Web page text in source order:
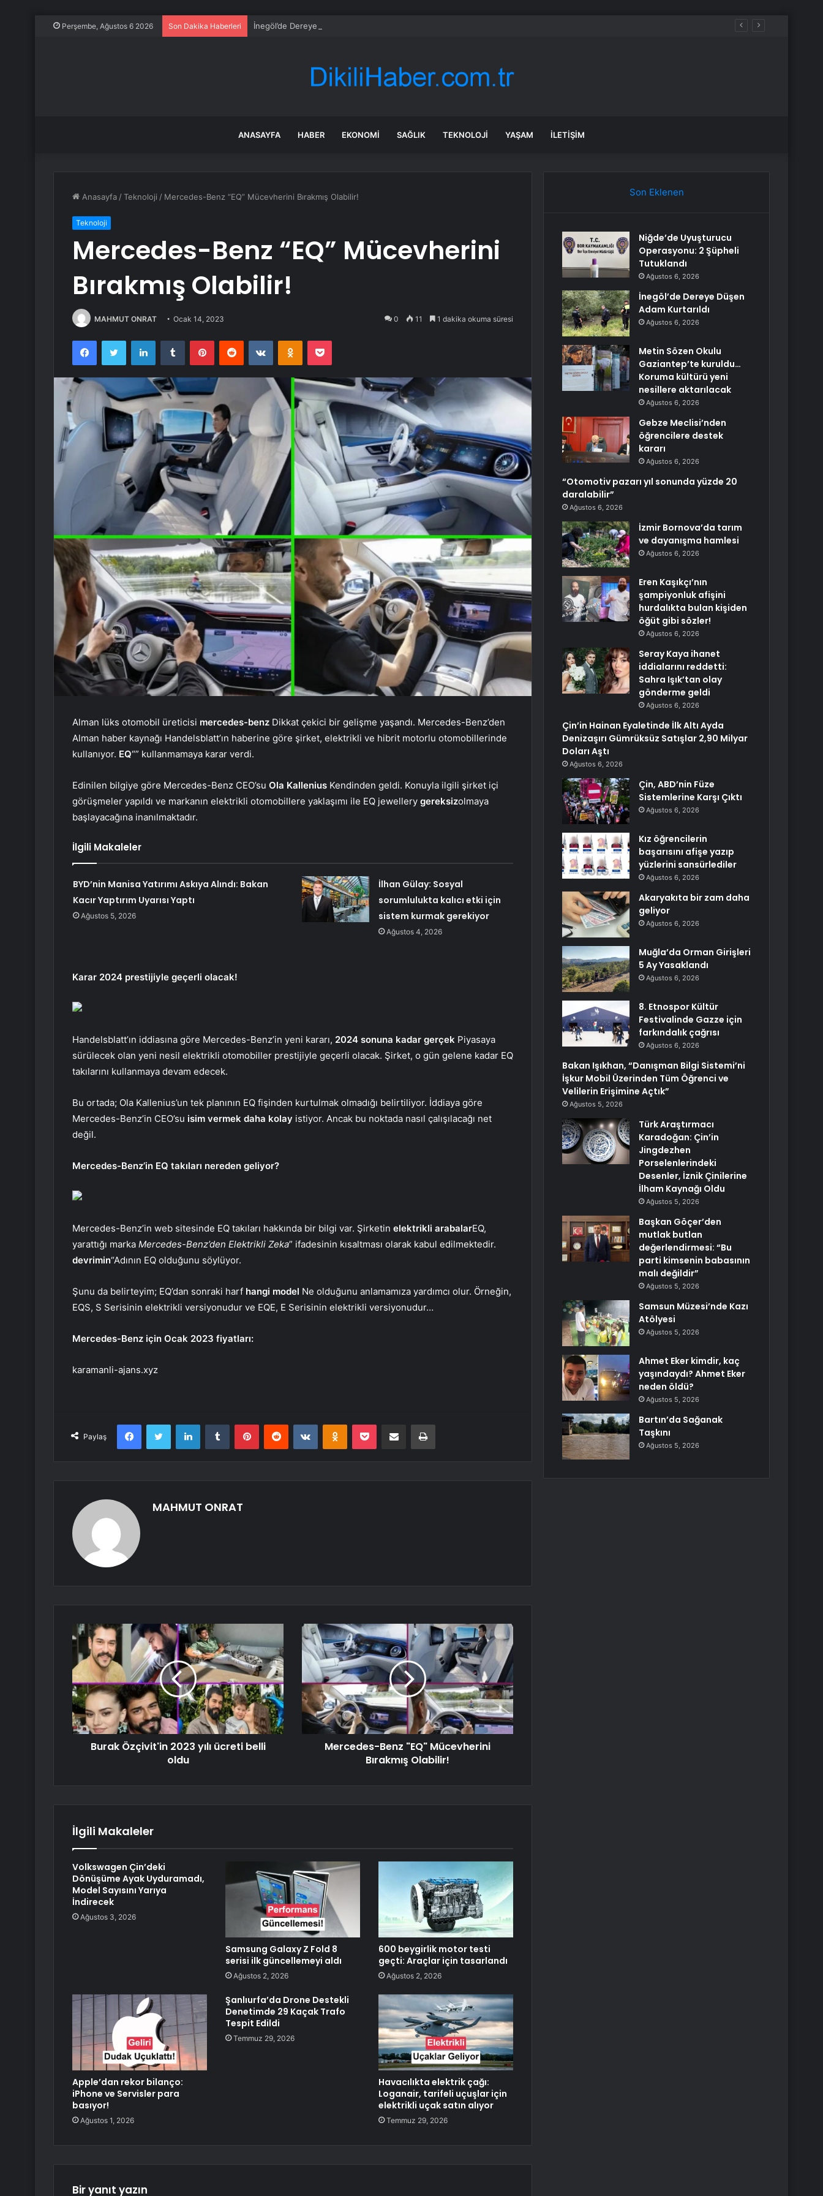
Perşembe, Ağustos 6 2026 Son Dakika Haberleri İnegöl’de Dereye Düşen Adam Kurtarıldı
ANASAYFA HABER EKONOMI SAĞLIK TEKNOLOJI YAŞAM İLETIŞIM
Anasayfa /Teknoloji / Mercedes-Benz “EQ” Mücevherini Bırakmış Olabilir!
Teknoloji
Mercedes-Benz “EQ” Mücevherini
Bırakmış Olabilir!
MAHMUT ONRAT Ocak 14, 2023 0 11 1 dakika okuma süresi
FacebookTwitter LinkedInTumblr PinterestReddit VKontakteOdnoklassniki
Pocket
Alman lüks otomobil üreticisi mercedes-benz Dikkat çekici bir gelişme yaşandı. Mercedes-Benz’den
Alman haber kaynağı Handelsblatt’ın haberine göre şirket, elektrikli ve hibrit motorlu otomobillerinde
kullanıyor. EQ“” kullanmamaya karar verdi.
Edinilen bilgiye göre Mercedes-Benz CEO’su Ola Kallenius Kendinden geldi. Konuyla ilgili şirket içi
görüşmeler yapıldı ve markanın elektrikli otomobillere yaklaşımı ile EQ jewellery gereksizolmaya
başlayacağına inanılmaktadır.
İlgili Makaleler
BYD’nin Manisa Yatırımı Askıya Alındı: Bakan
Kacır Yaptırım Uyarısı Yaptı
Ağustos 5, 2026
İlhan Gülay: Sosyal
sorumlulukta kalıcı etki için
sistem kurmak gerekiyor
Ağustos 4, 2026
Karar 2024 prestijiyle geçerli olacak!
Handelsblatt’ın iddiasına göre Mercedes-Benz’in yeni kararı, 2024 sonuna kadar gerçek Piyasaya
sürülecek olan yeni nesil elektrikli otomobiller prestijiyle geçerli olacak. Şirket, o gün gelene kadar EQ
takılarını kullanmaya devam edecek.
Bu ortada; Ola Kallenius’un tek planının EQ fişinden kurtulmak olmadığı belirtiliyor. İddiaya göre
Mercedes-Benz’in CEO’su isim vermek daha kolay istiyor. Ancak bu noktada nasıl çalışılacağı net
değil.
Mercedes-Benz’in EQ takıları nereden geliyor?
Mercedes-Benz’in web sitesinde EQ takıları hakkında bir bilgi var. Şirketin elektrikli arabalarEQ,
yarattığı marka Mercedes-Benz’den Elektrikli Zeka” ifadesinin kısaltması olarak kabul edilmektedir.
devrimin“Adının EQ olduğunu söylüyor.
Şunu da belirteyim; EQ’dan sonraki harf hangi model Ne olduğunu anlamamıza yardımcı olur. Örneğin,
EQS, S Serisinin elektrikli versiyonudur ve EQE, E Serisinin elektrikli versiyonudur…
Mercedes-Benz için Ocak 2023 fiyatları:
karamanli-ajans.xyz
Paylaş
FacebookTwitter LinkedInTumblr PinterestReddit VKontakteOdnoklassniki
Pocket E-Posta ile paylaş Yazdır
MAHMUT ONRAT
Burak Özçivit'in 2023 yılı ücreti belli
oldu
Mercedes-Benz "EQ" Mücevherini
Bırakmış Olabilir!
İlgili Makaleler
Volkswagen Çin’deki
Dönüşüme Ayak Uyduramadı,
Model Sayısını Yarıya
İndirecek
Ağustos 3, 2026
Samsung Galaxy Z Fold 8
serisi ilk güncellemeyi aldı
Ağustos 2, 2026
600 beygirlik motor testi
geçti: Araçlar için tasarlandı
Ağustos 2, 2026
Apple’dan rekor bilanço:
iPhone ve Servisler para
basıyor!
Ağustos 1, 2026
Şanlıurfa’da Drone Destekli
Denetimde 29 Kaçak Trafo
Tespit Edildi
Temmuz 29, 2026
Havacılıkta elektrik çağı:
Loganair, tarifeli uçuşlar için
elektrikli uçak satın alıyor
Temmuz 29, 2026
Bir yanıt yazın
Son Eklenen
Niğde’de Uyuşturucu
Operasyonu: 2 Şüpheli
Tutuklandı
Ağustos 6, 2026
İnegöl’de Dereye Düşen
Adam Kurtarıldı
Ağustos 6, 2026
Metin Sözen Okulu
Gaziantep’te kuruldu…
Koruma kültürü yeni
nesillere aktarılacak
Ağustos 6, 2026
Gebze Meclisi’nden
öğrencilere destek
kararı
Ağustos 6, 2026
“Otomotiv pazarı yıl sonunda yüzde 20
daralabilir”
Ağustos 6, 2026
İzmir Bornova’da tarım
ve dayanışma hamlesi
Ağustos 6, 2026
Eren Kaşıkçı’nın
şampiyonluk afişini
hurdalıkta bulan kişiden
öğüt gibi sözler!
Ağustos 6, 2026
Seray Kaya ihanet
iddialarını reddetti:
Sahra Işık’tan olay
gönderme geldi
Ağustos 6, 2026
Çin’in Hainan Eyaletinde İlk Altı Ayda
Denizaşırı Gümrüksüz Satışlar 2,90 Milyar
Doları Aştı
Ağustos 6, 2026
Çin, ABD’nin Füze
Sistemlerine Karşı Çıktı
Ağustos 6, 2026
Kız öğrencilerin
başarısını afişe yazıp
yüzlerini sansürlediler
Ağustos 6, 2026
Akaryakıta bir zam daha
geliyor
Ağustos 6, 2026
Muğla’da Orman Girişleri
5 Ay Yasaklandı
Ağustos 6, 2026
8. Etnospor Kültür
Festivalinde Gazze için
farkındalık çağrısı
Ağustos 6, 2026
Bakan Işıkhan, “Danışman Bilgi Sistemi’ni
İşkur Mobil Üzerinden Tüm Öğrenci ve
Velilerin Erişimine Açtık”
Ağustos 5, 2026
Türk Araştırmacı
Karadoğan: Çin’in
Jingdezhen
Porselenlerindeki
Desenler, İznik Çinilerine
İlham Kaynağı Oldu
Ağustos 5, 2026
Başkan Göçer’den
mutlak butlan
değerlendirmesi: “Bu
parti kimsenin babasının
malı değildir”
Ağustos 5, 2026
Samsun Müzesi’nde Kazı
Atölyesi
Ağustos 5, 2026
Ahmet Eker kimdir, kaç
yaşındaydı? Ahmet Eker
neden öldü?
Ağustos 5, 2026
Bartın’da Sağanak
Taşkını
Ağustos 5, 2026